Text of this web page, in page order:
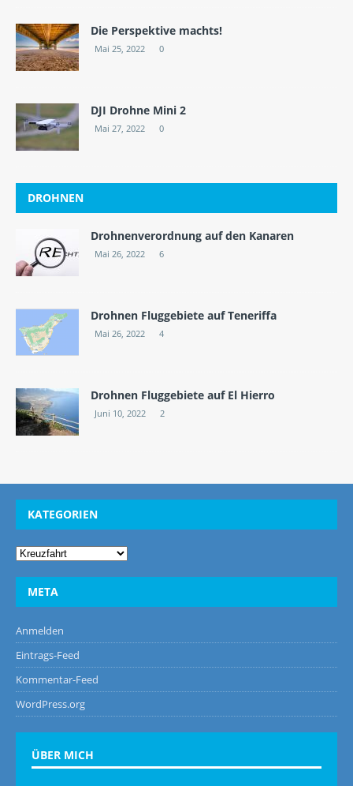
Die Perspektive machts!
Mai 25, 2022 0
DJI Drohne Mini 2
Mai 27, 2022 0
DROHNEN
Drohnenverordnung auf den Kanaren
Mai 26, 2022 6
Drohnen Fluggebiete auf Teneriffa
Mai 26, 2022 4
Drohnen Fluggebiete auf El Hierro
Juni 10, 2022 2
KATEGORIEN
META
Anmelden
Eintrags-Feed
Kommentar-Feed
WordPress.org
ÜBER MICH